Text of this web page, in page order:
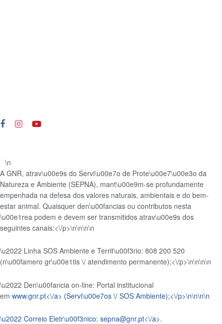
\n
A GNR, atrav\u00e9s do Servi\u00e7o de Prote\u00e7\u00e3o da
Natureza e Ambiente (SEPNA), mant\u00e9m-se profundamente
empenhada na defesa dos valores naturais, ambientais e do bem-
estar animal. Quaisquer den\u00fancias ou contributos nesta
\u00e1rea podem e devem ser transmitidos atrav\u00e9s dos
seguintes canais:<\/p>\n\n\n\n
\u2022 Linha SOS Ambiente e Territ\u00f3rio: 808 200 520
(n\u00famero gr\u00e1tis \/ atendimento permanente);<\/p>\n\n\n\n
\u2022 Den\u00fancia on-line: Portal institucional
em www.gnr.pt<\/a> (Servi\u00e7os \/ SOS Ambiente);<\/p>\n\n\n\n
\u2022 Correio Eletr\u00f3nico: sepna@gnr.pt<\/a>.